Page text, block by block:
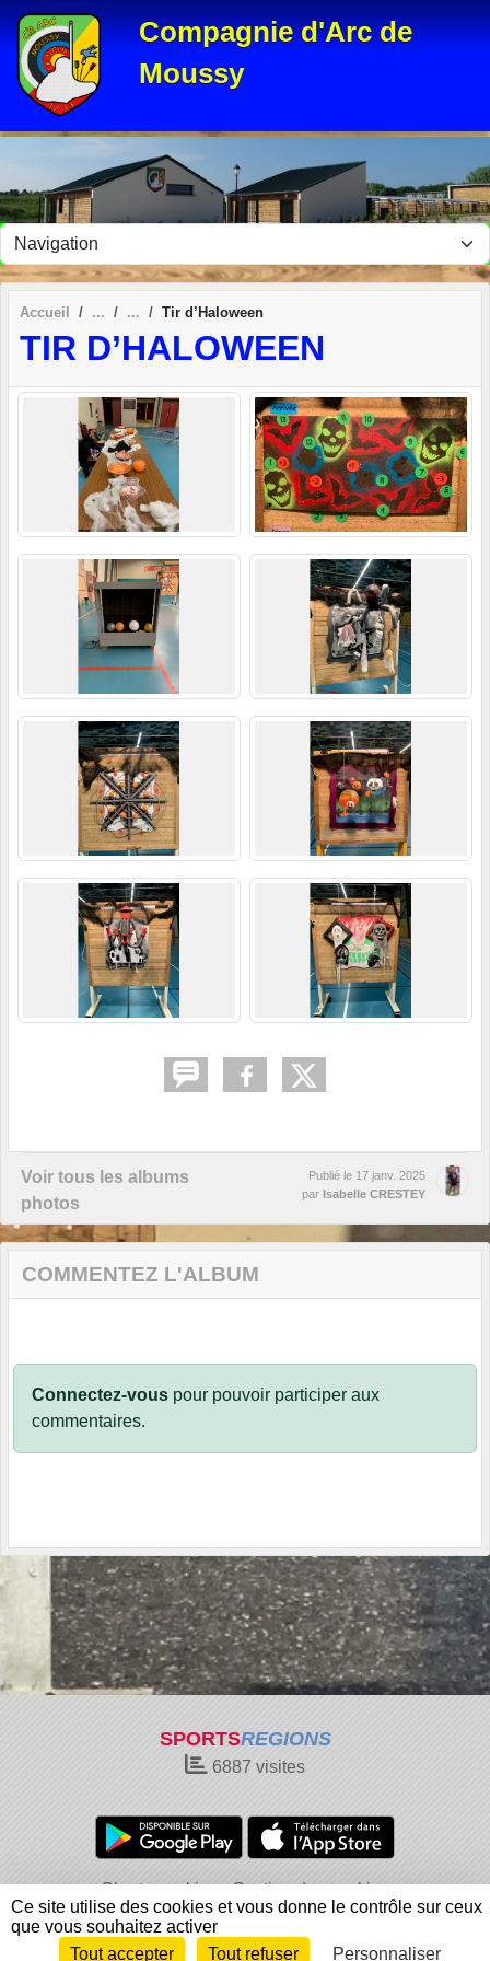
Compagnie d'Arc de
Moussy
Accueil Tir d’Haloween
TIR D’HALOWEEN
Voir tous les albums
photos
Publié le 17 janv. 2025
par Isabelle CRESTEY
COMMENTEZ L'ALBUM
Connectez-vous pour pouvoir participer aux
commentaires.
SPORTSREGIONS
6887 visites
Charte cookies
Gestion des cookies
Informations légales
Signaler un contenu inapproprié
Envie de participer ? Connexion
Panneau de gestion des cookies
Ce site utilise des cookies et vous donne le contrôle sur ceux
que vous souhaitez activer
Tout accepter
Tout refuser Personnaliser